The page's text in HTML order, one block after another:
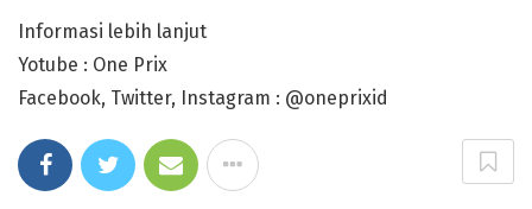
Informasi lebih lanjut
Yotube : One Prix
Facebook, Twitter, Instagram : @oneprixid